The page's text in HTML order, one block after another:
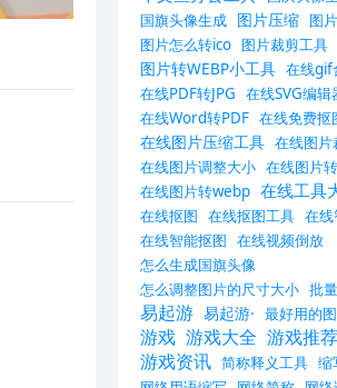
国旗头像生成 图片压缩 图
图片怎么转ico 图片裁剪工具
图片转WEBP小工具 在线gif
在线PDF转JPG 在线SVG编辑
在线Word转PDF 在线免费抠
在线图片压缩工具 在线图片
在线图片调整大小 在线图片
在线图片转webp 在线工具
在线抠图 在线抠图工具 在线
在线智能抠图 在线视频倒放
怎么生成国旗头像
怎么调整图片的尺寸大小 批
易起游 易起游· 最好用的
游戏 游戏大全 游戏推荐
游戏资讯 简称释义工具 缩